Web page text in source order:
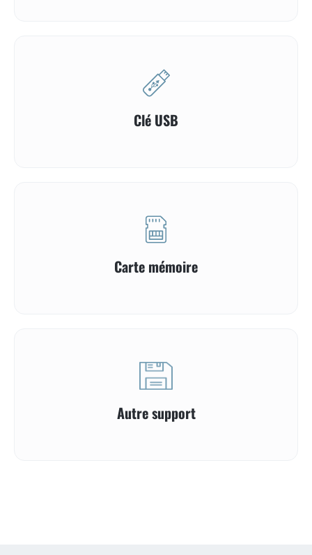
Clé USB
Carte mémoire
Autre support